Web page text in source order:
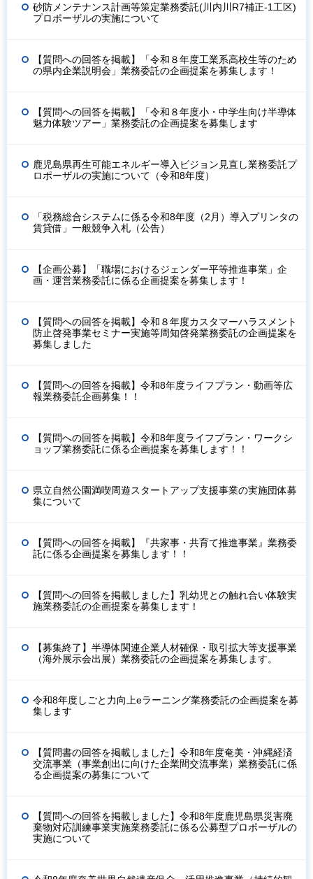
砂防メンテナンス計画等策定業務委託(川内川R7補正-1工区)
プロポーザルの実施について
【質問への回答を掲載】「令和８年度工業系高校生等のため
の県内企業説明会」業務委託の企画提案を募集します！
【質問への回答を掲載】「令和８年度小・中学生向け半導体
魅力体験ツアー」業務委託の企画提案を募集します
鹿児島県再生可能エネルギー導入ビジョン見直し業務委託プ
ロポーザルの実施について（令和8年度）
「税務総合システムに係る令和8年度（2月）導入プリンタの
賃貸借」一般競争入札（公告）
【企画公募】「職場におけるジェンダー平等推進事業」企
画・運営業務委託に係る企画提案を募集します！
【質問への回答を掲載】令和８年度カスタマーハラスメント
防止啓発事業セミナー実施等周知啓発業務委託の企画提案を
募集しました
【質問への回答を掲載】令和8年度ライフプラン・動画等広
報業務委託企画募集！！
【質問への回答を掲載】令和8年度ライフプラン・ワークシ
ョップ業務委託に係る企画提案を募集します！！
県立自然公園満喫周遊スタートアップ支援事業の実施団体募
集について
【質問への回答を掲載】『共家事・共育て推進事業』業務委
託に係る企画提案を募集します！！
【質問への回答を掲載しました】乳幼児との触れ合い体験実
施業務委託の企画提案を募集します！
【募集終了】半導体関連企業人材確保・取引拡大等支援事業
（海外展示会出展）業務委託の企画提案を募集します。
令和8年度しごと力向上eラーニング業務委託の企画提案を募
集します
【質問書の回答を掲載しました】令和8年度奄美・沖縄経済
交流事業（事業創出に向けた企業間交流事業）業務委託に係
る企画提案の募集について
【質問への回答を掲載しました】令和8年度鹿児島県災害廃
棄物対応訓練事業実施業務委託に係る公募型プロポーザルの
実施について